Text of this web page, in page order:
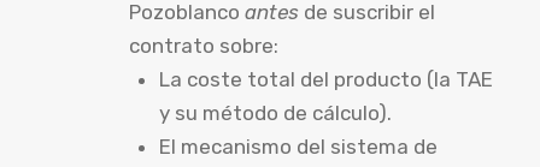
Pozoblanco antes de suscribir el
contrato sobre:
La coste total del producto (la TAE
y su método de cálculo).
El mecanismo del sistema de